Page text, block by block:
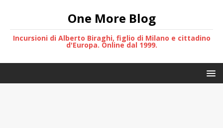
One More Blog
Incursioni di Alberto Biraghi, figlio di Milano e cittadino
d'Europa. Online dal 1999.